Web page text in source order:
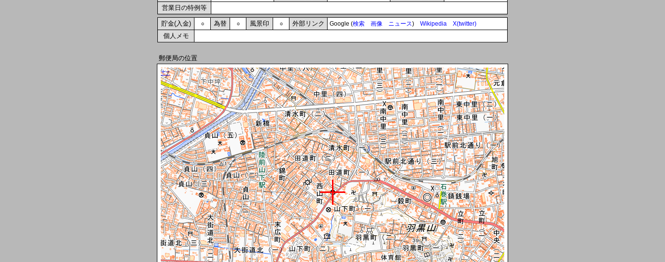
営業日の特例等
貯金(入金) ○ 為替 ○ 風景印 ○ 外部リンク Google (検索 画像 ニュース) Wikipedia X(twitter)
個人メモ
郵便局の位置